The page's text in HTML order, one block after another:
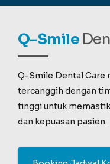
Q-Smile
Q-Smile Dental Care
tercanggih dengan
tinggi untuk
dan kepuasan pasien.